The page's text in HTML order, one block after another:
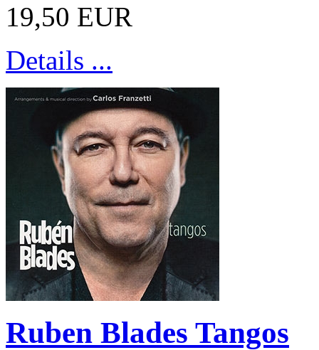
19,50 EUR
Details ...
Ruben Blades Tangos